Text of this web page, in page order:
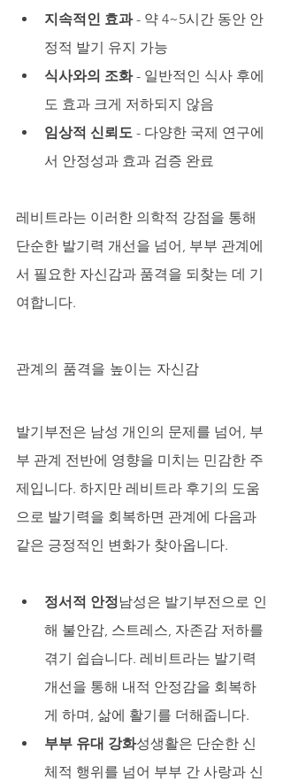
지속적인 효과 - 약 4~5시간 동안 안
정적 발기 유지 가능
식사와의 조화 - 일반적인 식사 후에
도 효과 크게 저하되지 않음
임상적 신뢰도 - 다양한 국제 연구에
서 안정성과 효과 검증 완료
레비트라는 이러한 의학적 강점을 통해
단순한 발기력 개선을 넘어, 부부 관계에
서 필요한 자신감과 품격을 되찾는 데 기
여합니다.
관계의 품격을 높이는 자신감
발기부전은 남성 개인의 문제를 넘어, 부
부 관계 전반에 영향을 미치는 민감한 주
제입니다. 하지만 레비트라 후기의 도움
으로 발기력을 회복하면 관계에 다음과
같은 긍정적인 변화가 찾아옵니다.
정서적 안정남성은 발기부전으로 인
해 불안감, 스트레스, 자존감 저하를
겪기 쉽습니다. 레비트라는 발기력
개선을 통해 내적 안정감을 회복하
게 하며, 삶에 활기를 더해줍니다.
부부 유대 강화성생활은 단순한 신
체적 행위를 넘어 부부 간 사랑과 신